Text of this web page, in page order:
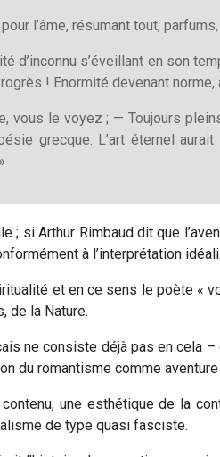
l’âme, résumant tout,
d’inconnu s’éveillant en son
! Enormité devenant
vous le voyez ; — Toujours
grecque. L’art éternel
; si Arthur Rimbaud dit que
à l’interprétation
et en ce sens le poète «
de la Nature.
ne consiste déjà pas en cela
du romantisme comme
une esthétique de la
de type quasi fasciste.